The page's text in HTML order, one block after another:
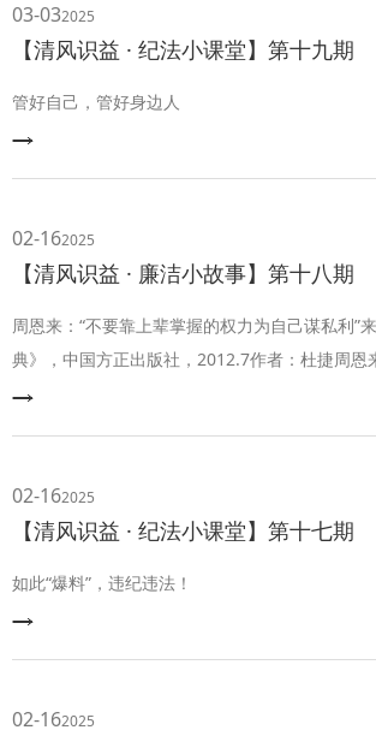
员很和气，从不苛求。她平时早餐也很简单，有
粥。她和孙先生的简朴生活，我
03-032025
【清风识益 · 纪法小课堂】第十九期
管好自己，管好身边人
02-162025
【清风识益 · 廉洁小故事】第十八期
周恩来：“不要靠上辈掌握的权力为自己谋私利”
典》，中国方正出版社，2012.7作者：杜捷周恩
人员真正做到为政清廉，强调领导干部要过好“五
子女一样。周恩来与邓颖超没有子女，但是亲属
疼爱又严格要求，决不因为
02-162025
【清风识益 · 纪法小课堂】第十七期
如此“爆料”，违纪违法！
02-162025